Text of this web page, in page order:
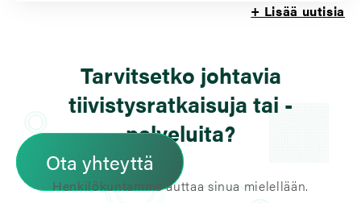
+ Lisää uutisia
Tarvitsetko johtavia
tiivistysratkaisuja tai -
palveluita?
Ota yhteyttä
Henkilökuntamme auttaa sinua mielellään.